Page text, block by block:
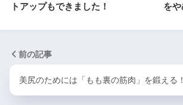
トアップもできました！
を
前の記事
美尻のためには「もも裏の筋肉」を鍛える！